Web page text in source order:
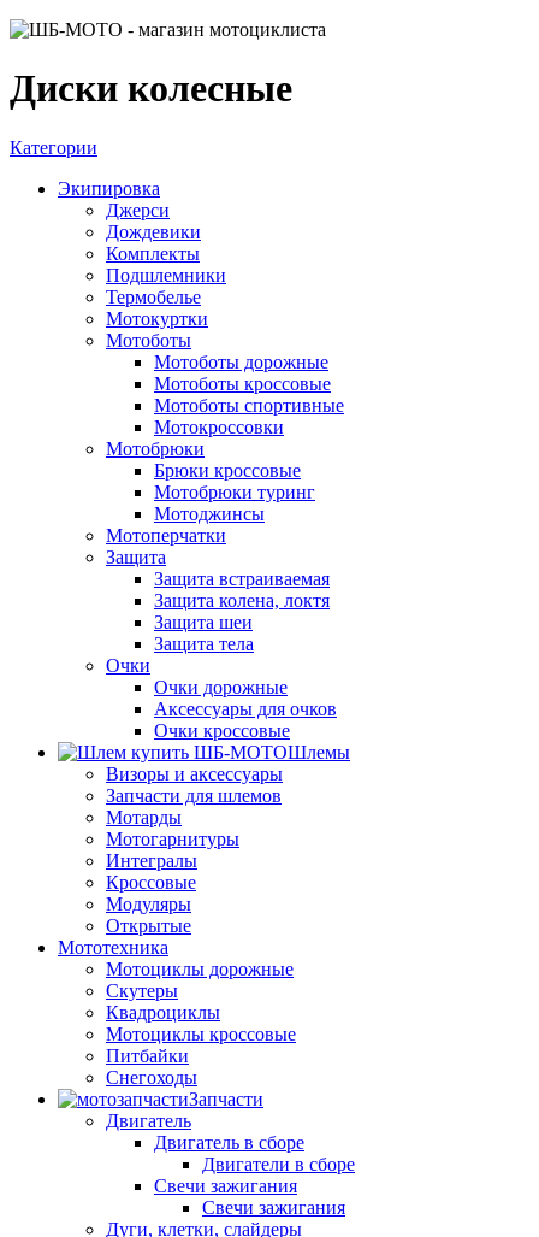
Диски колесные
Категории
Экипировка
Джерси
Дождевики
Комплекты
Подшлемники
Термобелье
Мотокуртки
Мотоботы
Мотоботы дорожные
Мотоботы кроссовые
Мотоботы спортивные
Мотокроссовки
Мотобрюки
Брюки кроссовые
Мотобрюки туринг
Мотоджинсы
Мотоперчатки
Защита
Защита встраиваемая
Защита колена, локтя
Защита шеи
Защита тела
Очки
Очки дорожные
Аксессуары для очков
Очки кроссовые
Шлемы
Визоры и аксессуары
Запчасти для шлемов
Мотарды
Мотогарнитуры
Интегралы
Кроссовые
Модуляры
Открытые
Мототехника
Мотоциклы дорожные
Скутеры
Квадроциклы
Мотоциклы кроссовые
Питбайки
Снегоходы
Запчасти
Двигатель
Двигатель в сборе
Двигатели в сборе
Свечи зажигания
Свечи зажигания
Дуги, клетки, слайдеры